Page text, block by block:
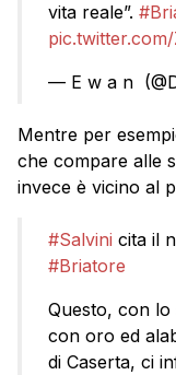
vita reale”.
— E w a n
Mentre per
che compare alle
invece è vicino al
#Salvini cita il
#Briatore
Questo, con
con oro ed
di Caserta, ci